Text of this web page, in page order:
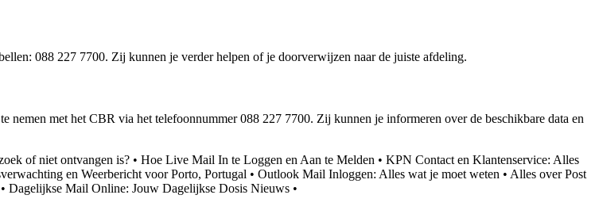
088 227 7700. Zij kunnen je verder helpen of je doorverwijzen naar de juiste afdeling.
met het CBR via het telefoonnummer 088 227 7700. Zij kunnen je informeren over de beschikbare data en
of niet ontvangen is? • Hoe Live Mail In te Loggen en Aan te Melden • KPN Contact en Klantenservice: Alles
en Weerbericht voor Porto, Portugal • Outlook Mail Inloggen: Alles wat je moet weten • Alles over Post
• Dagelijkse Mail Online: Jouw Dagelijkse Dosis Nieuws •